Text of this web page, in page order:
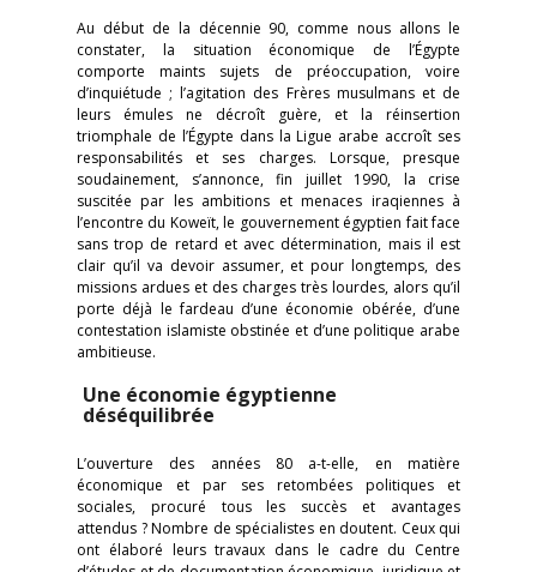
Au début de la décennie 90, comme nous allons le
constater, la situation économique de l’Égypte
comporte maints sujets de préoccupation, voire
d’inquiétude ; l’agitation des Frères musulmans et de
leurs émules ne décroît guère, et la réinsertion
triomphale de l’Égypte dans la Ligue arabe accroît ses
responsabilités et ses charges. Lorsque, presque
soudainement, s’annonce, fin juillet 1990, la crise
suscitée par les ambitions et menaces iraqiennes à
l’encontre du Koweït, le gouvernement égyptien fait face
sans trop de retard et avec détermination, mais il est
clair qu’il va devoir assumer, et pour longtemps, des
missions ardues et des charges très lourdes, alors qu’il
porte déjà le fardeau d’une économie obérée, d’une
contestation islamiste obstinée et d’une politique arabe
ambitieuse.
Une économie égyptienne
déséquilibrée
L’ouverture des années 80 a-t-elle, en matière
économique et par ses retombées politiques et
sociales, procuré tous les succès et avantages
attendus ? Nombre de spécialistes en doutent. Ceux qui
ont élaboré leurs travaux dans le cadre du Centre